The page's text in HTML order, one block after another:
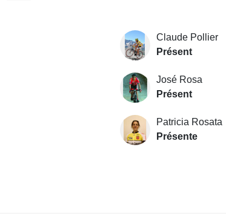
Claude Pollier
Présent
José Rosa
Présent
Patricia Rosata
Présente